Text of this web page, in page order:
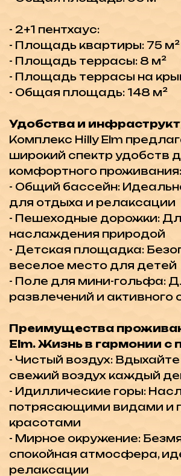
- Чистый воздух: Вдыхайте бодрящий
- Идиллические горы: Наслаждайтесь
потрясающими видами и природными
красотами
- Мирное окружение: Безмятежная и
спокойная атмосфера, идеальная
релаксации
- Исторические места: Вблизи
находятся многочисленные
исторические
достопримечательности
- Природные красоты: Окружение,
наполненное природной красотой,
делает каждую прогулку
Уникальная архитектура и дизайн
Проект Hilly Elm спроектирован так,
чтобы гармонично вписываться в
природное окружение, обеспечивая
комфорт и уют для своих жителей.
Планы оплаты:35% первый взнос,
остаток до завершения
Присоединяйтесь к Hilly Elm и
наслаждайтесь жизнью в гармонии с
природой. Это идеальное место для
тех, кто ищет спокойствие и комфорт
вдали от городской суеты. Hilly Elm —
ваш уголок рая в районе Караагач,
Кирения.
-20 минуты до 5* отелей
-25 минут до школы-колледжа ESK
-35 минут до Центра Кирении
-55 минут до Аэропорта Ercan